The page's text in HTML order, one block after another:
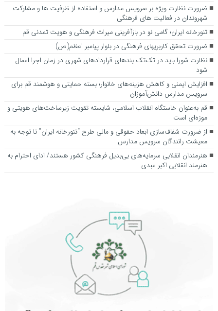
ضرورت نظارت ویژه بر سرویس مدارس و استفاده از ظرفیت ها و مشارکت
شهروندان در فعالیت های فرهنگی
تنورخانه ایران؛ گامی نو در بازآفرینی میراث فرهنگی و هویت تمدنی قم
ضرورت تحقق کاربری­های فرهنگی در بلوار پیامبر اعظم(ص)
نظارت شورا باید در تک‌تک بندهای قراردادهای شهری در زمان اجرا اعمال
شود
افزایش ایمنی و کاهش هزینه‌های خانوار؛ بسته حمایتی و هوشمند قم برای
سرویس مدارس دانش‌آموزان
قم به‌عنوان خاستگاه انقلاب اسلامی، شایسته تقویت زیرساخت‌های هویتی و
موزه‌ای است
از ضرورت شفاف‌سازی ابعاد حقوقی و مالی طرح “تنورخانه ایران” تا توجه به
معیشت رانندگان سرویس مدارس
هنرمندان انقلابی سرمایه‌های بی‌بدیل فرهنگی کشور هستند/ ادای احترام به
هنرمند انقلابی اکبر عبدی